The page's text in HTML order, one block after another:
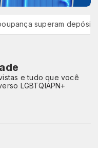
superam
e tudo que você
LGBTQIAPN+